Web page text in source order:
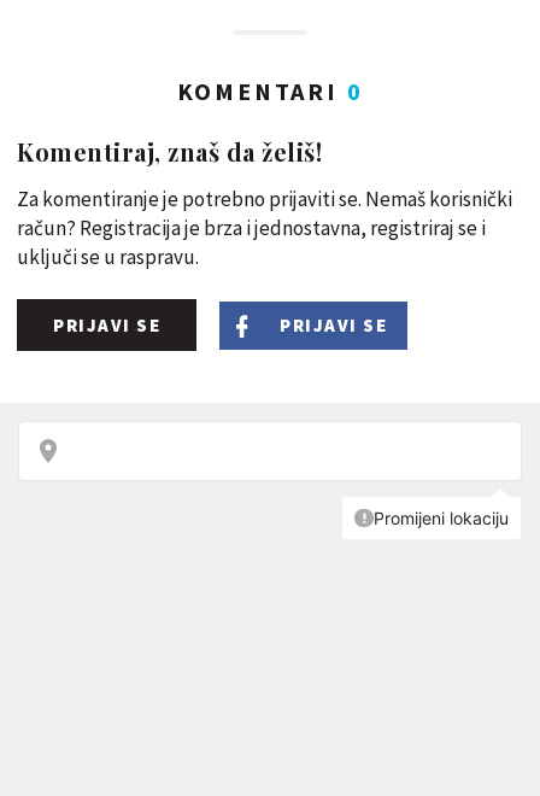
KOMENTARI 0
Komentiraj, znaš da želiš!
Za komentiranje je potrebno prijaviti se. Nemaš korisnički
račun? Registracija je brza i jednostavna, registriraj se i
uključi se u raspravu.
PRIJAVI SE PRIJAVI SE